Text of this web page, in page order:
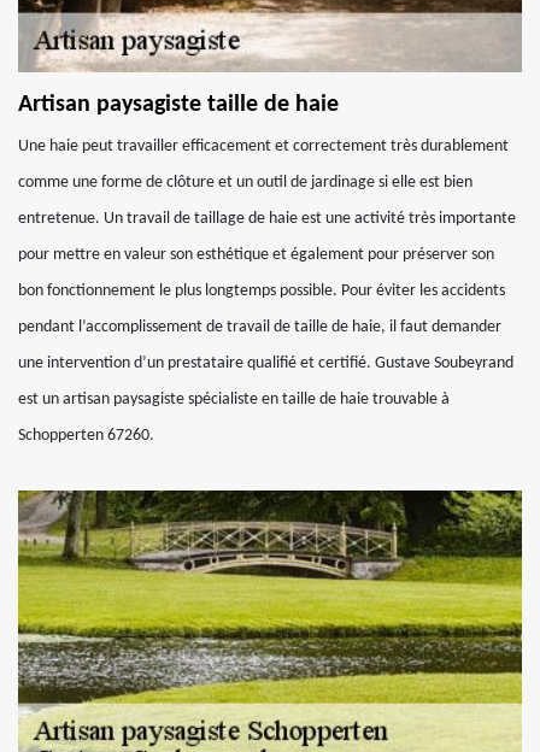
Artisan paysagiste taille de haie
Une haie peut travailler efficacement et correctement très durablement
comme une forme de clôture et un outil de jardinage si elle est bien
entretenue. Un travail de taillage de haie est une activité très importante
pour mettre en valeur son esthétique et également pour préserver son
bon fonctionnement le plus longtemps possible. Pour éviter les accidents
pendant l’accomplissement de travail de taille de haie, il faut demander
une intervention d’un prestataire qualifié et certifié. Gustave Soubeyrand
est un artisan paysagiste spécialiste en taille de haie trouvable à
Schopperten 67260.